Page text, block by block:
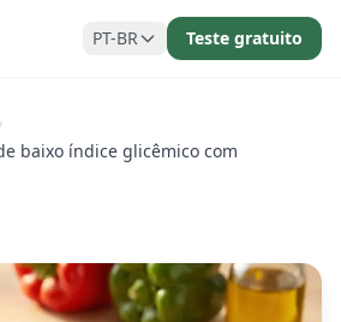
PT-BR Teste gratuito
baixo índice glicêmico com